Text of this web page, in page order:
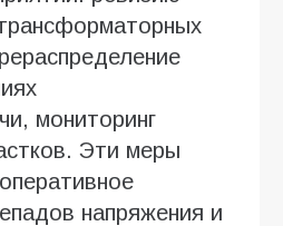
мониторинг
Эти меры
напряжения и